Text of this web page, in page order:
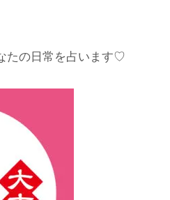
たの日常を占います♡